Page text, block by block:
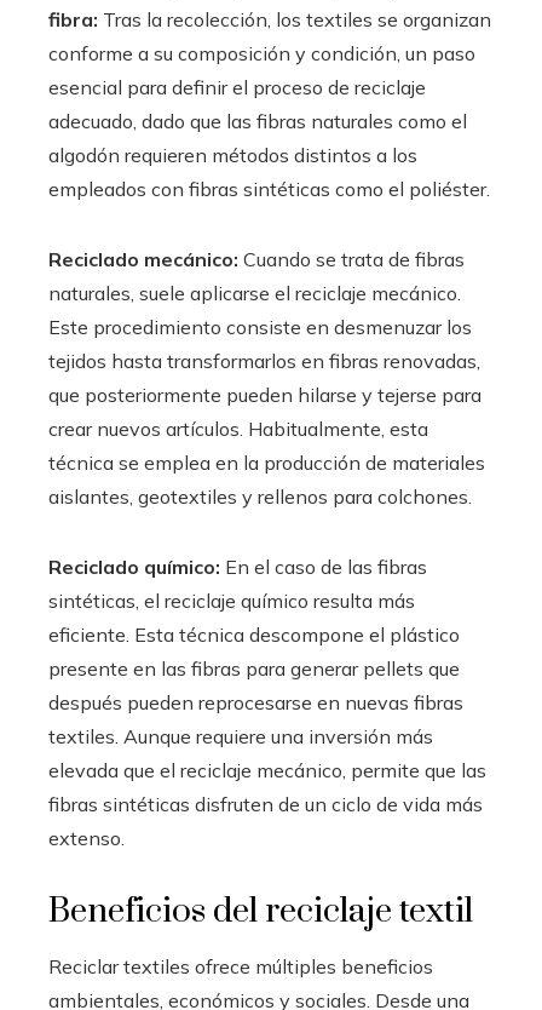
fibra: Tras la recolección, los textiles se organizan
conforme a su composición y condición, un paso
esencial para definir el proceso de reciclaje
adecuado, dado que las fibras naturales como el
algodón requieren métodos distintos a los
empleados con fibras sintéticas como el poliéster.
Reciclado mecánico: Cuando se trata de fibras
naturales, suele aplicarse el reciclaje mecánico.
Este procedimiento consiste en desmenuzar los
tejidos hasta transformarlos en fibras renovadas,
que posteriormente pueden hilars e y tejerse para
crear nuevos artículos. Habitualmente, esta
técnica se emplea en la producción de materiales
aislantes, geotextiles y rellenos para colchones.
Reciclado químico: En el caso de las fibras
sintéticas, el reciclaje químico resulta más
eficiente. Esta técnica descompone el plástico
presente en las fibras para generar pellets que
después pueden reprocesarse en nuevas fibras
textiles. Aunque requiere una inversión más
elevada que el reciclaje mecánico, permite que las
fibras sintéticas disfruten de un ciclo de vida más
extenso.
Beneficios del reciclaje textil
Reciclar textiles ofrece múltiples beneficios
ambientales, económicos y sociales. Desde una